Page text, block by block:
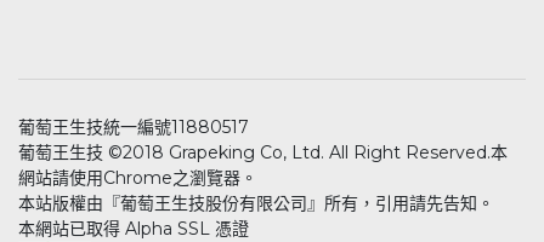
葡萄王生技統一編號11880517
葡萄王生技 ©2018 Grapeking Co, Ltd. All Right Reserved.本
網站請使用Chrome之瀏覽器。
本站版權由『葡萄王生技股份有限公司』所有，引用請先告知。
本網站已取得 Alpha SSL 憑證